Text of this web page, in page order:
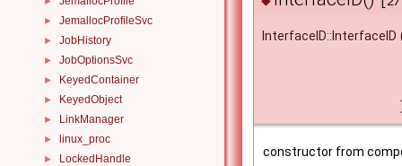
► JemallocProfileSvc
► JobHistory
► JobOptionsSvc
► KeyedContainer
► KeyedObject
► LinkManager
► linux_proc
►
LockedHandle
InterfaceID::InterfaceID
constructor from